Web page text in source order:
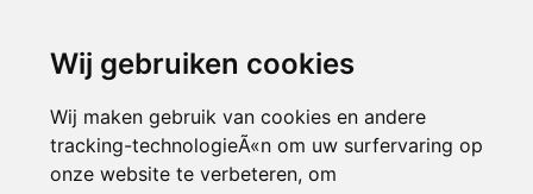
Wij gebruiken cookies
Wij maken gebruik van cookies en andere
tracking-technologieÃ«n om uw surfervaring op
onze website te verbeteren, om
de code te wijzigen.